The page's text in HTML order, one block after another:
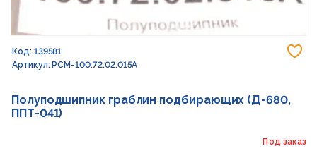
Код: 139581
Артикул: РСМ-100.72.02.015А
Полуподшипник граблин подбирающих (Д-680,
ППТ-041)
Под заказ